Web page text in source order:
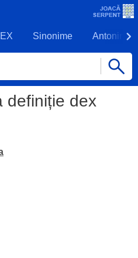
Sinonime Antonime
definiție dex